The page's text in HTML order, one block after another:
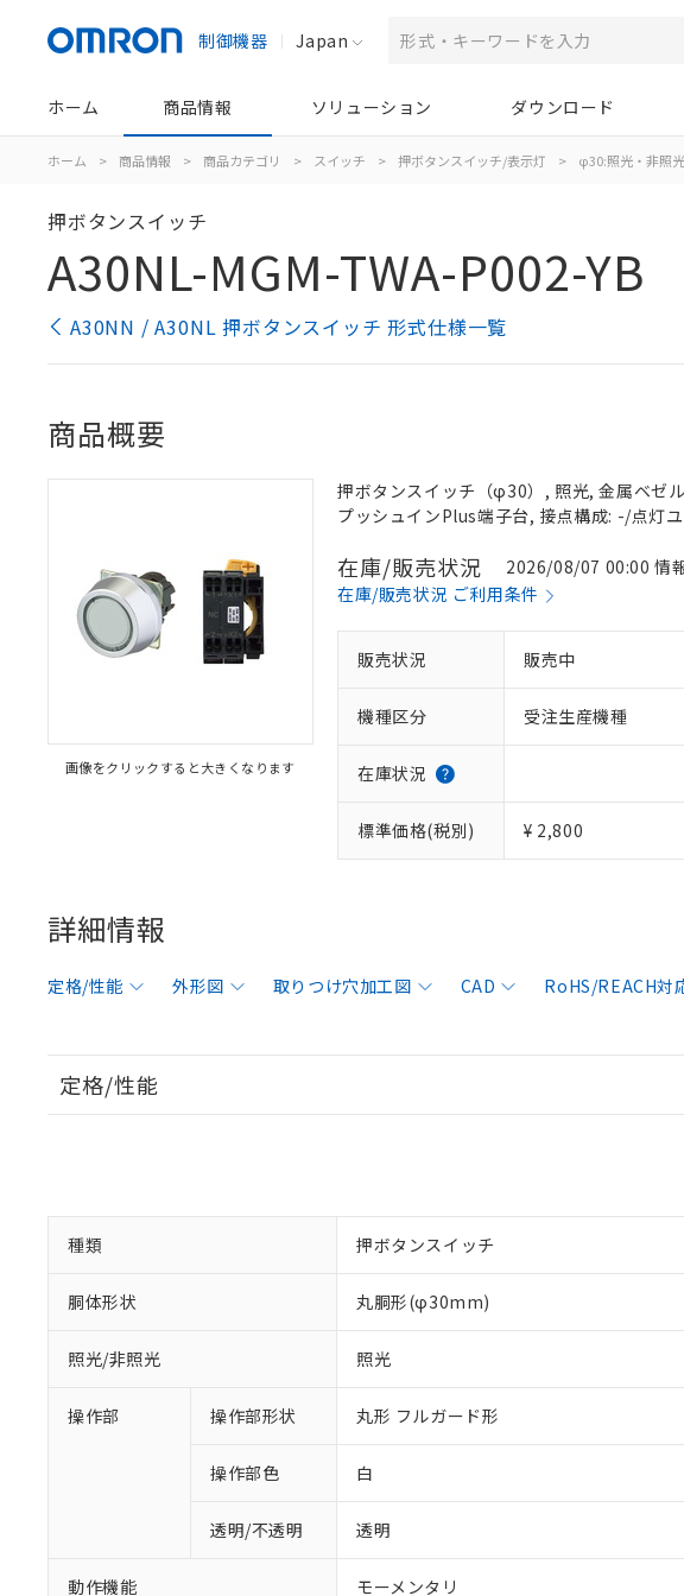
制御機器 Japan
ホーム 商品情報 ソリューション ダウンロード
ホーム > 商品情報 > 商品カテゴリ > スイッチ > 押ボタンスイッチ/表示灯 > φ30:照光・非照光
押ボタンスイッチ
A30NL-MGM-TWA-P002-YB
A30NN / A30NL 押ボタンスイッチ 形式仕様一覧
商品概要
画像をクリックすると大きくなります
押ボタンスイッチ（φ30）, 照光, 金属ベゼ
プッシュインPlus端子台, 接点構成: -/点灯
在庫/販売状況
2026/08/07 00:00 情
在庫/販売状況 ご利用条件
販売状況 販売中
機種区分 受注生産機種
在庫状況
標準価格(税別) ¥ 2,800
詳細情報
定格/性能 外形図 取りつけ穴加工図 CAD RoHS/REACH対
定格/性能
種類 押ボタンスイッチ
胴体形状 丸胴形(φ30mm)
照光/非照光 照光
操作部 操作部形状 丸形 フルガード形
操作部色 白
透明/不透明 透明
動作機能 モーメンタリ